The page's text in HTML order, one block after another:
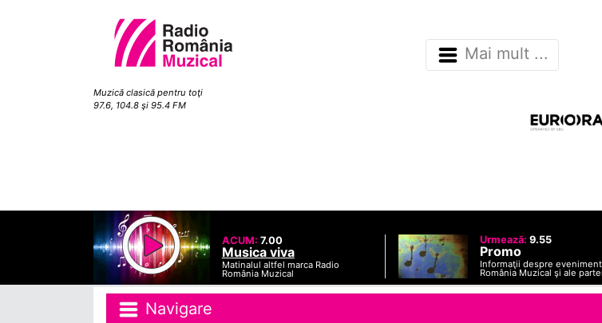
Muzică clasică pentru toţi
97.6, 104.8 şi 95.4 FM
Mai mult ...
ACUM: 7.00
Musica viva
Matinalul altfel marca Radio
România Muzical
Urmează: 9.55
Promo
Informaţii despre
România Muzical şi ale
Navigare